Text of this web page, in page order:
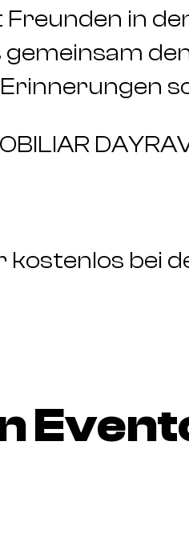
in
kostenlos bei